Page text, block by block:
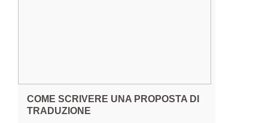
COME SCRIVERE UNA PROPOSTA DI
TRADUZIONE